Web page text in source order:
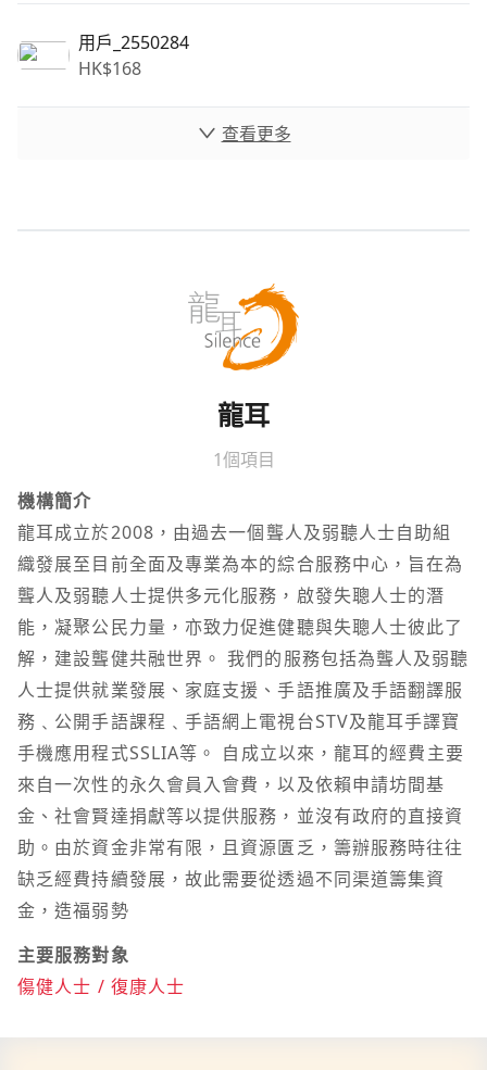
用戶_2550284
HK$168
查看更多
龍耳
1個項目
機構簡介
龍耳成立於2008，由過去一個聾人及弱聽人士自助組
織發展至目前全面及專業為本的綜合服務中心，旨在為
聾人及弱聽人士提供多元化服務，啟發失聰人士的潛
能，凝聚公民力量，亦致力促進健聽與失聰人士彼此了
解，建設聾健共融世界。 我們的服務包括為聾人及弱聽
人士提供就業發展、家庭支援、手語推廣及手語翻譯服
務﹑公開手語課程﹑手語網上電視台STV及龍耳手譯寶
手機應用程式SSLIA等。 自成立以來，龍耳的經費主要
來自一次性的永久會員入會費，以及依賴申請坊間基
金、社會賢達捐獻等以提供服務，並沒有政府的直接資
助。由於資金非常有限，且資源匱乏，籌辦服務時往往
缺乏經費持續發展，故此需要從透過不同渠道籌集資
金，造福弱勢
主要服務對象
傷健人士 / 復康人士